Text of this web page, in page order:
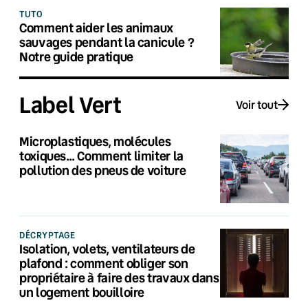
TUTO
Comment aider les animaux
sauvages pendant la canicule ?
Notre guide pratique
Label Vert Voir tout
Microplastiques, molécules
toxiques… Comment limiter la
pollution des pneus de voiture
DÉCRYPTAGE
Isolation, volets, ventilateurs de
plafond : comment obliger son
propriétaire à faire des travaux dans
un logement bouilloire